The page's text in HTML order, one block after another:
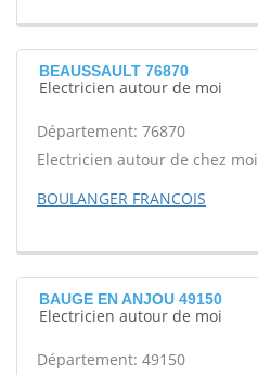
BEAUSSAULT 76870
Electricien autour de moi
Département: 76870
Electricien autour de chez moi
BOULANGER FRANCOIS
BAUGE EN ANJOU 49150
Electricien autour de moi
Département: 49150